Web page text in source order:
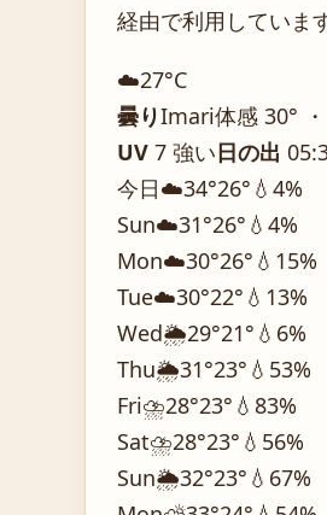
経由で利用しています
☁️27°C
曇りImari体感 30°
UV 7 強い日の出
今日☁️34°26° 💧4%
Sun☁️31°26° 💧4%
Mon☁️30°26° 💧15%
Tue☁️30°22° 💧13%
Wed🌦️29°21° 💧6%
Thu🌦️31°23° 💧53%
Fri⛈️28°23° 💧83%
Sat⛈️28°23° 💧56%
Sun🌦️32°23° 💧67%